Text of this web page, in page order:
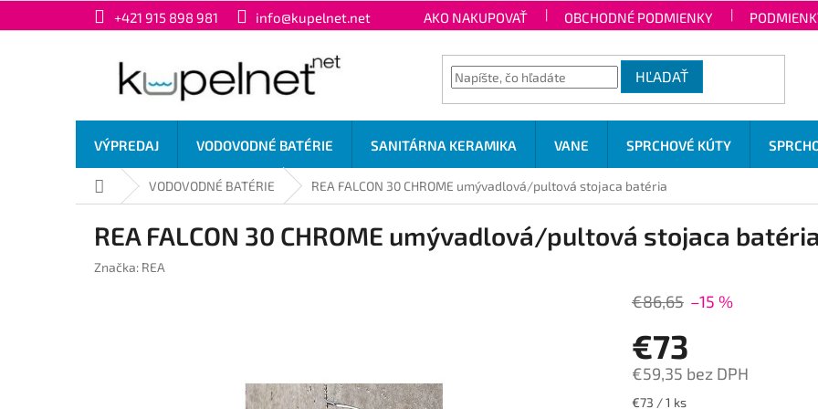
+421 915 898 981 info@kupelnet.net AKO NAKUPOVAŤ OBCHODNÉ PODMIENKY
HĽADAŤ
VÝPREDAJ VODOVODNÉ BATÉRIE SANITÁRNA KERAMIKA VANE SPRCHOVÉ KÚTY
DomovVODOVODNÉ BATÉRIE REA FALCON 30 CHROME umývadlová/pultová stojaca batéria
REA FALCON 30 CHROME umývadlová/pultová stojaca batéria
Značka: REA
€86,65 –15 %
€73
€59,35 bez DPH
Jednotková
€73 / 1 ks